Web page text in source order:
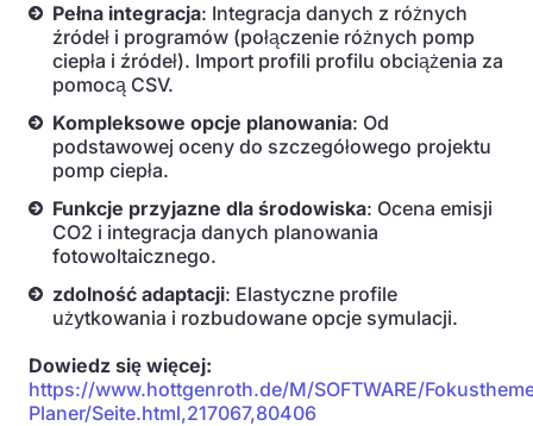
Pełna integracja: Integracja danych z różnych
źródeł i programów (połączenie różnych pomp
ciepła i źródeł). Import profili profilu obciążenia za
pomocą CSV.
Kompleksowe opcje planowania: Od
podstawowej oceny do szczegółowego projektu
pomp ciepła.
Funkcje przyjazne dla środowiska: Ocena emisji
CO2 i integracja danych planowania
fotowoltaicznego.
zdolność adaptacji: Elastyczne profile
użytkowania i rozbudowane opcje symulacji.
Dowiedz się więcej:
https://www.hottgenroth.de/M/SOFTWARE/
Planer/Seite.html,217067,80406